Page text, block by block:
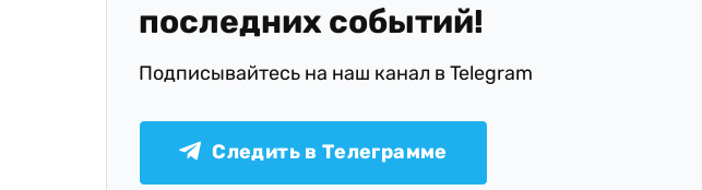
последних событий!
Подписывайтесь на наш канал в Telegram
Следить в Телеграмме